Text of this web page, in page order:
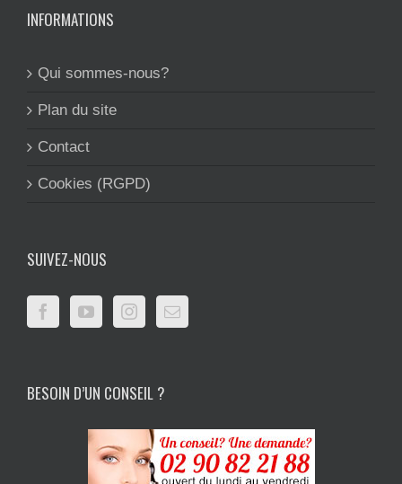
INFORMATIONS
Qui sommes-nous?
Plan du site
Contact
Cookies (RGPD)
SUIVEZ-NOUS
BESOIN D’UN CONSEIL ?